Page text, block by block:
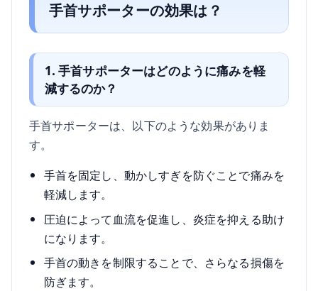
手首サポーターの効果は？
1. 手首サポーターはどのように痛みを軽
減するのか？
手首サポーターは、以下のような効果がありま
す。
手首を固定し、動かしすぎを防ぐことで痛みを
軽減します。
圧迫によって血流を促進し、炎症を抑える助け
になります。
手首の動きを制限することで、さらなる損傷を
防ぎます。